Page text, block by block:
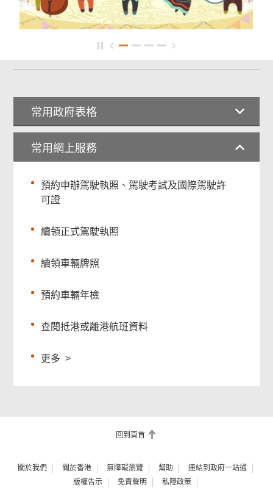
常用政府表格
常用網上服務
預約申辦駕駛執照、駕駛考試及國際駕駛許
可證
續領正式駕駛執照
續領車輛牌照
預約車輛年檢
查閱抵港或離港航班資料
更多 >
回到頁首
關於我們 關於香港 無障礙瀏覽 幫助
連結到政府一站通
版權告示
免責聲明 私隱政策